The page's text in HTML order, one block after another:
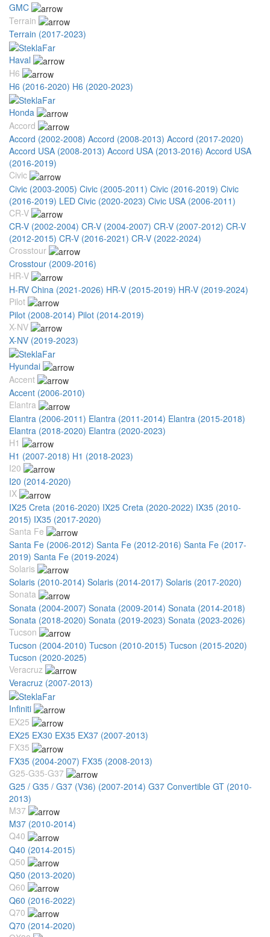
GMC
Terrain
Terrain (2017-2023)
Haval
H6
H6 (2016-2020) H6 (2020-2023)
Honda
Accord
Accord (2002-2008) Accord (2008-2013) Accord (2017-2020)
Accord USA (2008-2013) Accord USA (2013-2016) Accord USA
(2016-2019)
Civic
Civic (2003-2005) Civic (2005-2011) Civic (2016-2019) Civic
(2016-2019) LED Civic (2020-2023) Civic USA (2006-2011)
CR-V
CR-V (2002-2004) CR-V (2004-2007) CR-V (2007-2012) CR-V
(2012-2015) CR-V (2016-2021) CR-V (2022-2024)
Crosstour
Crosstour (2009-2016)
HR-V
H-RV China (2021-2026) HR-V (2015-2019) HR-V (2019-2024)
Pilot
Pilot (2008-2014) Pilot (2014-2019)
X-NV
X-NV (2019-2023)
Hyundai
Accent
Accent (2006-2010)
Elantra
Elantra (2006-2011) Elantra (2011-2014) Elantra (2015-2018)
Elantra (2018-2020) Elantra (2020-2023)
H1
H1 (2007-2018) H1 (2018-2023)
I20
I20 (2014-2020)
IX
IX25 Creta (2016-2020) IX25 Creta (2020-2022) IX35 (2010-
2015) IX35 (2017-2020)
Santa Fe
Santa Fe (2006-2012) Santa Fe (2012-2016) Santa Fe (2017-
2019) Santa Fe (2019-2024)
Solaris
Solaris (2010-2014) Solaris (2014-2017) Solaris (2017-2020)
Sonata
Sonata (2004-2007) Sonata (2009-2014) Sonata (2014-2018)
Sonata (2018-2020) Sonata (2019-2023) Sonata (2023-2026)
Tucson
Tucson (2004-2010) Tucson (2010-2015) Tucson (2015-2020)
Tucson (2020-2025)
Veracruz
Veracruz (2007-2013)
Infiniti
EX25
EX25 EX30 EX35 EX37 (2007-2013)
FX35
FX35 (2004-2007) FX35 (2008-2013)
G25-G35-G37
G25 / G35 / G37 (V36) (2007-2014) G37 Convertible GT (2010-
2013)
M37
M37 (2010-2014)
Q40
Q40 (2014-2015)
Q50
Q50 (2013-2020)
Q60
Q60 (2016-2022)
Q70
Q70 (2014-2020)